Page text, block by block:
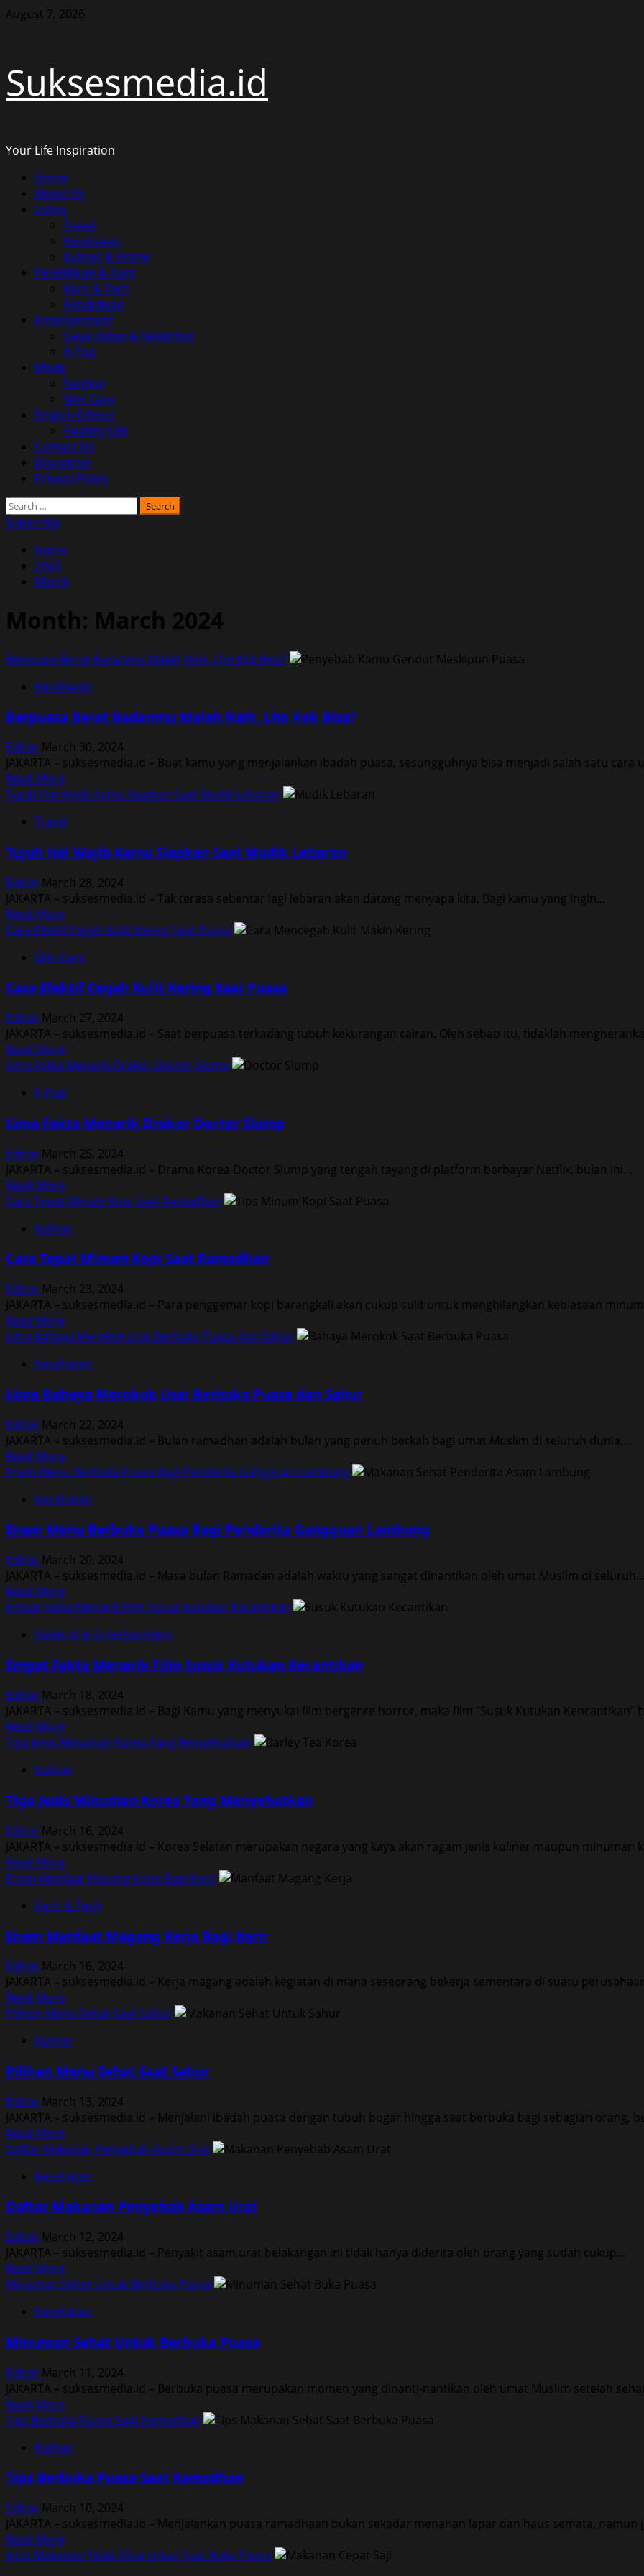
Skip
August 7, 2026
Suksesmedia.id
Your Life Inspiration
Primary
Menu
Home
About Us
Living
Travel
Kesehatan
Kuliner & Home
Pendidikan & Karir
Karir & Tech
Pendidikan
Entertainment
Gaya Hidup & Selebritas
K-Pop
Mode
Fashion
Skin Care
English Edition
Healthy Life
Contact Us
Disclaimer
Privacy Policy
Search
for:
Subscribe
Home
2024
March
Month: March 2024
Berpuasa Berat Badanmu Malah Naik, Lho Kok Bisa?
Kesehatan
Berpuasa Berat Badanmu Malah Naik, Lho Kok Bisa?
Editor March 30, 2024
JAKARTA – suksesmedia.id – Buat kamu yang menjalankan ibadah puasa, sesungguhnya bisa menjadi salah satu cara
Read MoreRead
more
Berpuasa
Badanmu
Naik,
Lho
Kok
Bisa?
Tujuh Hal Wajib Kamu Siapkan Saat Mudik Lebaran
Travel
Tujuh Hal Wajib Kamu Siapkan Saat Mudik Lebaran
Editor March 28, 2024
JAKARTA – suksesmedia.id – Tak terasa sebentar lagi lebaran akan datang menyapa kita. Bagi kamu yang ingin...
Read MoreRead
more
Tujuh
Wajib
Siapkan
Saat
Mudik
Lebaran
Cara Efektif Cegah Kulit Kering Saat Puasa
Skin Care
Cara Efektif Cegah Kulit Kering Saat Puasa
Editor March 27, 2024
JAKARTA – suksesmedia.id – Saat berpuasa terkadang tubuh kekurangan cairan. Oleh sebab itu, tidaklah
Read MoreRead
more
Cara
Cegah
Kering
Saat
Puasa
Lima Fakta Menarik Drakor Doctor Slump
K-Pop
Lima Fakta Menarik Drakor Doctor Slump
Editor March 25, 2024
JAKARTA – suksesmedia.id – Drama Korea Doctor Slump yang tengah tayang di platform berbayar Netflix, bulan ini...
Read MoreRead
more
Lima
Menarik
Doctor
Slump
Cara Tepat Minum Kopi Saat Ramadhan
Kuliner
Cara Tepat Minum Kopi Saat Ramadhan
Editor March 23, 2024
JAKARTA – suksesmedia.id – Para penggemar kopi barangkali akan cukup sulit untuk menghilangkan kebiasaan
Read MoreRead
more
Cara
Minum
Saat
Ramadhan
Lima Bahaya Merokok Usai Berbuka Puasa dan Sahur
Kesehatan
Lima Bahaya Merokok Usai Berbuka Puasa dan Sahur
Editor March 22, 2024
JAKARTA – suksesmedia.id – Bulan ramadhan adalah bulan yang penuh berkah bagi umat Muslim di seluruh dunia,...
Read MoreRead
more
Lima
Merokok
Berbuka
Puasa
dan
Sahur
Enam Menu Berbuka Puasa Bagi Penderita Gangguan Lambung
Kesehatan
Enam Menu Berbuka Puasa Bagi Penderita Gangguan Lambung
Editor March 20, 2024
JAKARTA – suksesmedia.id – Masa bulan Ramadan adalah waktu yang sangat dinantikan oleh umat Muslim di seluruh...
Read MoreRead
more
Enam
Berbuka
Bagi
Penderita
Gangguan
Lambung
Empat Fakta Menarik Film Susuk Kutukan Kecantikan
Selebriti & Entertainment
Empat Fakta Menarik Film Susuk Kutukan Kecantikan
Editor March 18, 2024
JAKARTA – suksesmedia.id – Bagi Kamu yang menyukai film bergenre horror, maka film “Susuk Kutukan Kencantikan”
Read MoreRead
more
Empat
Menarik
Susuk
Kutukan
Kecantikan
Tiga Jenis Minuman Korea Yang Menyehatkan
Kuliner
Tiga Jenis Minuman Korea Yang Menyehatkan
Editor March 16, 2024
JAKARTA – suksesmedia.id – Korea Selatan merupakan negara yang kaya akan ragam jenis kuliner maupun minuman
Read MoreRead
more
Tiga
Minuman
Yang
Menyehatkan
Enam Manfaat Magang Kerja Bagi Karir
Karir & Tech
Enam Manfaat Magang Kerja Bagi Karir
Editor March 16, 2024
JAKARTA – suksesmedia.id – Kerja magang adalah kegiatan di mana seseorang bekerja sementara di suatu
Read MoreRead
more
Enam
Magang
Bagi
Karir
Pilihan Menu Sehat Saat Sahur
Kuliner
Pilihan Menu Sehat Saat Sahur
Editor March 13, 2024
JAKARTA – suksesmedia.id – Menjalani ibadah puasa dengan tubuh bugar hingga saat berbuka bagi sebagian orang,
Read MoreRead
more
Pilihan
Sehat
Sahur
Daftar Makanan Penyebab Asam Urat
Kesehatan
Daftar Makanan Penyebab Asam Urat
Editor March 12, 2024
JAKARTA – suksesmedia.id – Penyakit asam urat belakangan ini tidak hanya diderita oleh orang yang sudah cukup...
Read MoreRead
more
Daftar
Penyebab
Urat
Minuman Sehat Untuk Berbuka Puasa
Kesehatan
Minuman Sehat Untuk Berbuka Puasa
Editor March 11, 2024
JAKARTA – suksesmedia.id – Berbuka puasa merupakan momen yang dinanti-nantikan oleh umat Muslim setelah
Read MoreRead
more
Minuman
Untuk
Puasa
Tips Berbuka Puasa Saat Ramadhan
Kuliner
Tips Berbuka Puasa Saat Ramadhan
Editor March 10, 2024
JAKARTA – suksesmedia.id – Menjalankan puasa ramadhaan bukan sekadar menahan lapar dan haus semata, namun
Read MoreRead
more
Jenis Makanan Tidak Disarankan Saat Buka Puasa